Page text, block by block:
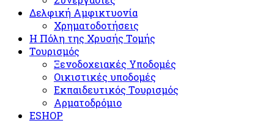
Δελφική Αμφικτυονία
Χρηματοδοτήσεις
Η Πόλη της Χρυσής Τομής
Τουρισμός
Ξενοδοχειακές Υποδομές​
Oικιστικές υποδομές
Εκπαιδευτικός Τουρισμός
Αρματοδρόμιο
ESHOP